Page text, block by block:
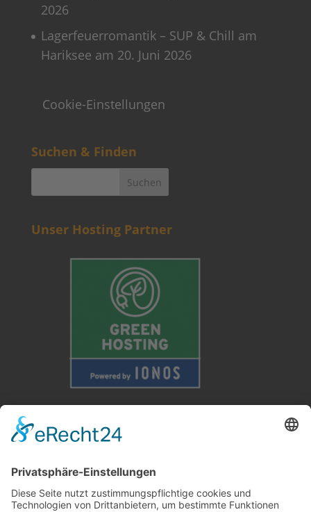
2026
Lagerfeuerromantik – SUP & Chill am
Hariksee am 20. Juni 2026
Cookie-Einstellungen
Suchen & Finden
Unser Hosting Partner
Weitere Informationen
Kontakt
Newsletter